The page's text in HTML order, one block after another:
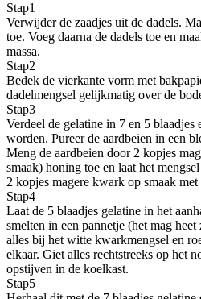
Stap1
Verwijder de zaadjes uit de dadels.
toe. Voeg daarna de dadels toe en
massa.
Stap2
Bedek de vierkante vorm met
dadelmengsel gelijkmatig over de
Stap3
Verdeel de gelatine in 7 en 5
worden. Pureer de aardbeien in een
Meng de aardbeien door 2 kopjes
smaak) honing toe en laat het
2 kopjes magere kwark op smaak
Stap4
Laat de 5 blaadjes gelatine in het
smelten in een pannetje (het mag
alles bij het witte kwarkmengsel en
elkaar. Giet alles rechtstreeks op het
opstijven in de koelkast.
Stap5